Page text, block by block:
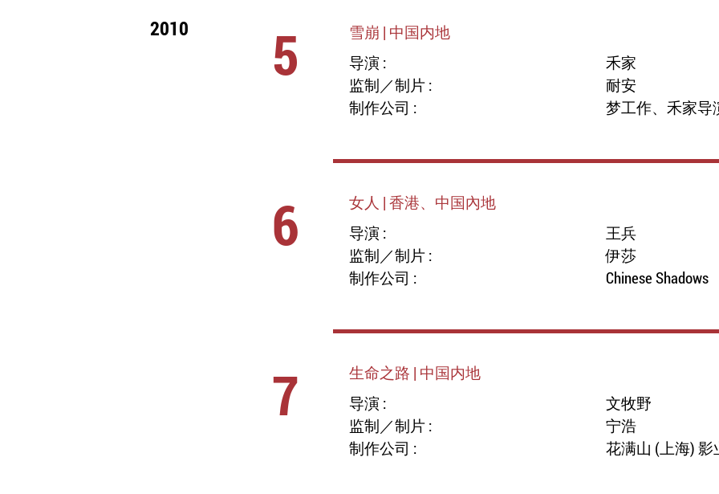
2010
5
雪崩 | 中国内地
导演 :
禾家
监制／制片 :
耐安
制作公司 :
梦工作、禾家导
6
女人 | 香港、中国內地
导演 :
王兵
监制／制片 :
伊莎
制作公司 :
Chinese Shadows
7
生命之路 | 中国内地
导演 :
文牧野
监制／制片 :
宁浩
制作公司 :
花满山 (上海)